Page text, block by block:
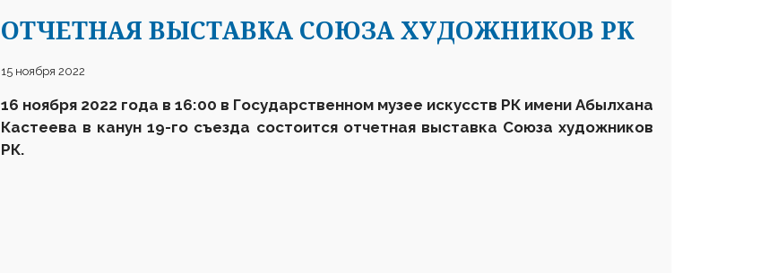
ОТЧЕТНАЯ ВЫСТАВКА СОЮЗА ХУДОЖНИКОВ РК
15 ноября 2022
16 ноября 2022 года в 16:00 в Государственном музее искусств РК имени Абылхана
Кастеева в канун 19-го съезда состоится отчетная выставка Союза художников
РК.